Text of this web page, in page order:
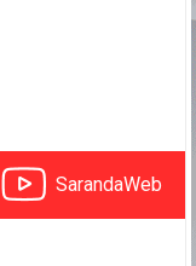
SarandaWeb